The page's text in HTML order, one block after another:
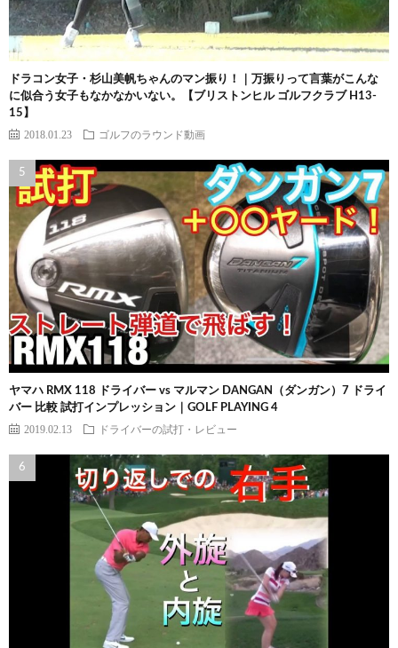
ドラコン女子・杉山美帆ちゃんのマン振り！｜万振りって言葉がこんな
に似合う女子もなかなかいない。【ブリストンヒル ゴルフクラブ H13-
15】
2018.01.23 ゴルフのラウンド動画
ヤマハ RMX 118 ドライバー vs マルマン DANGAN（ダンガン）7 ドライ
バー 比較 試打インプレッション｜GOLF PLAYING 4
2019.02.13 ドライバーの試打・レビュー